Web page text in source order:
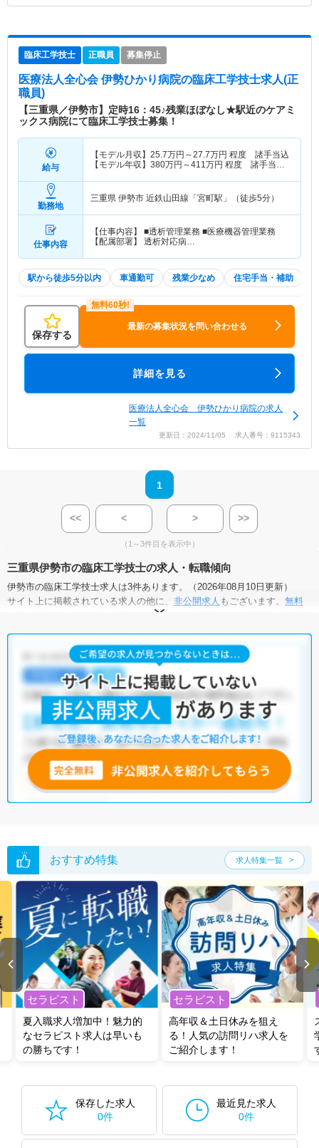
臨床工学技士 正職員 募集停止
医療法人全心会 伊勢ひかり病院の臨床工学技士求人(正
職員)
【三重県／伊勢市】定時16：45♪残業ほぼなし★駅近のケアミ
ックス病院にて臨床工学技士募集！
給与
【モデル月収】 25.7万円～27.7万円 程度 諸手当込
【モデル年収】 380万円～411万円 程度 諸手当・
勤務地
三重県 伊勢市 近鉄山田線「宮町駅」（徒歩5分）
仕事内容
【仕事内容】 ■透析管理業務 ■医療機器管理業務
【配属部署】 透析対応病…
駅から徒歩5分以内 車通勤可 残業少なめ 住宅手当・補助
保存する
最新の募集状況を問い合わせる
詳細を見る
医療法人全心会 伊勢ひかり病院の求人
一覧
更新日：2024/11/05 求人番号：9115343
1
<< < > >>
（1～3件目を表示中）
三重県伊勢市の臨床工学技士の求人・転職傾向
伊勢市の臨床工学技士求人は3件あります。（2026年08月10日更新）
サイト上に掲載されている求人の他に、 非公開求人 もございます。 無料
にお申し込みいただくと、全求人からご希望条件に合
伊勢市の臨床工学技士求人では以下のような条件が人気です。
積極採用中・残業少なめ ・ 住宅手当・補助あり ・
・病院・クリニック
他の条件でも人気の求人がございますので、「こだわり条件」から検索
いただくか、お気軽にお問い合わせください。
全国の臨床工学技士求人から検索いただくことも可能です。
無料転職支援サービス
にお申し込みいただくと、ご希望条件をヒアリン
グした上で求人をご提案いたします。
ご希望条件がまだ定まっていない方は人気の希望条件をピックアップし
い。
おすすめ特集 求人特集一覧
セラピスト
夏入職求人増加中！魅力的
なセラピスト求人は早いも
の勝ちです！
セラピスト
高年収＆土日休みを狙え
る！人気の訪問リハ求人を
ご紹介します！
保存した求人
0件
最近見た求人
0件